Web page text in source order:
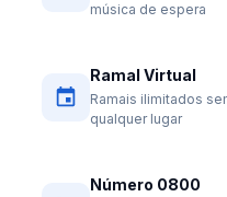
música de espera
Ramal Virtual
Ramais ilimitados
qualquer lugar
Número 0800